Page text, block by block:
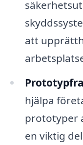
att
hjälpa
prototyper
en viktig